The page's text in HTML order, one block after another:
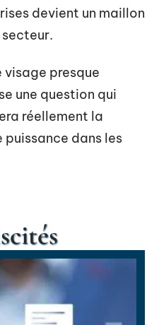
devient un maillon
visage presque
une question qui
réellement la
dans les